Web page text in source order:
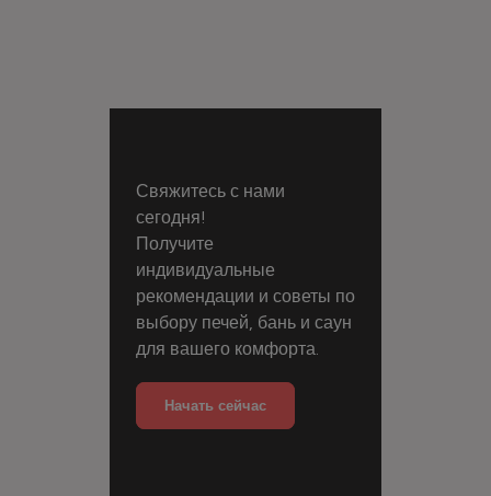
Свяжитесь с нами
сегодня!
Получите
индивидуальные
рекомендации и советы по
выбору печей, бань и саун
для вашего комфорта.
Начать сейчас